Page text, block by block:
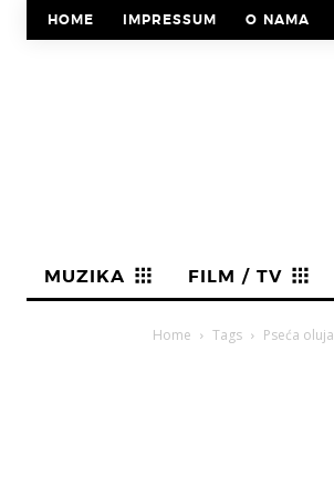
HOME IMPRESSUM O NAMA
MUZIKA FILM / TV
Home Tags Pseća oluja